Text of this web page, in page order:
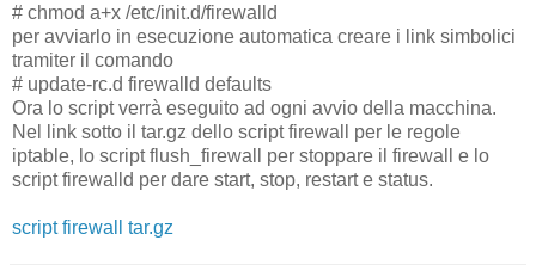
# chmod a+x /etc/init.d/firewalld
per avviarlo in esecuzione automatica creare i link simbolici
tramiter il comando
# update-rc.d firewalld defaults
Ora lo script verrà eseguito ad ogni avvio della macchina.
Nel link sotto il tar.gz dello script firewall per le regole
iptable, lo script flush_firewall per stoppare il firewall e lo
script firewalld per dare start, stop, restart e status.
script firewall tar.gz